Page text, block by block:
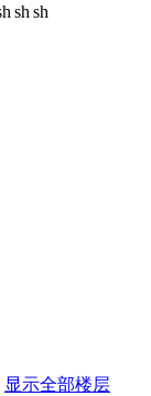
sh sh
显示全部楼层